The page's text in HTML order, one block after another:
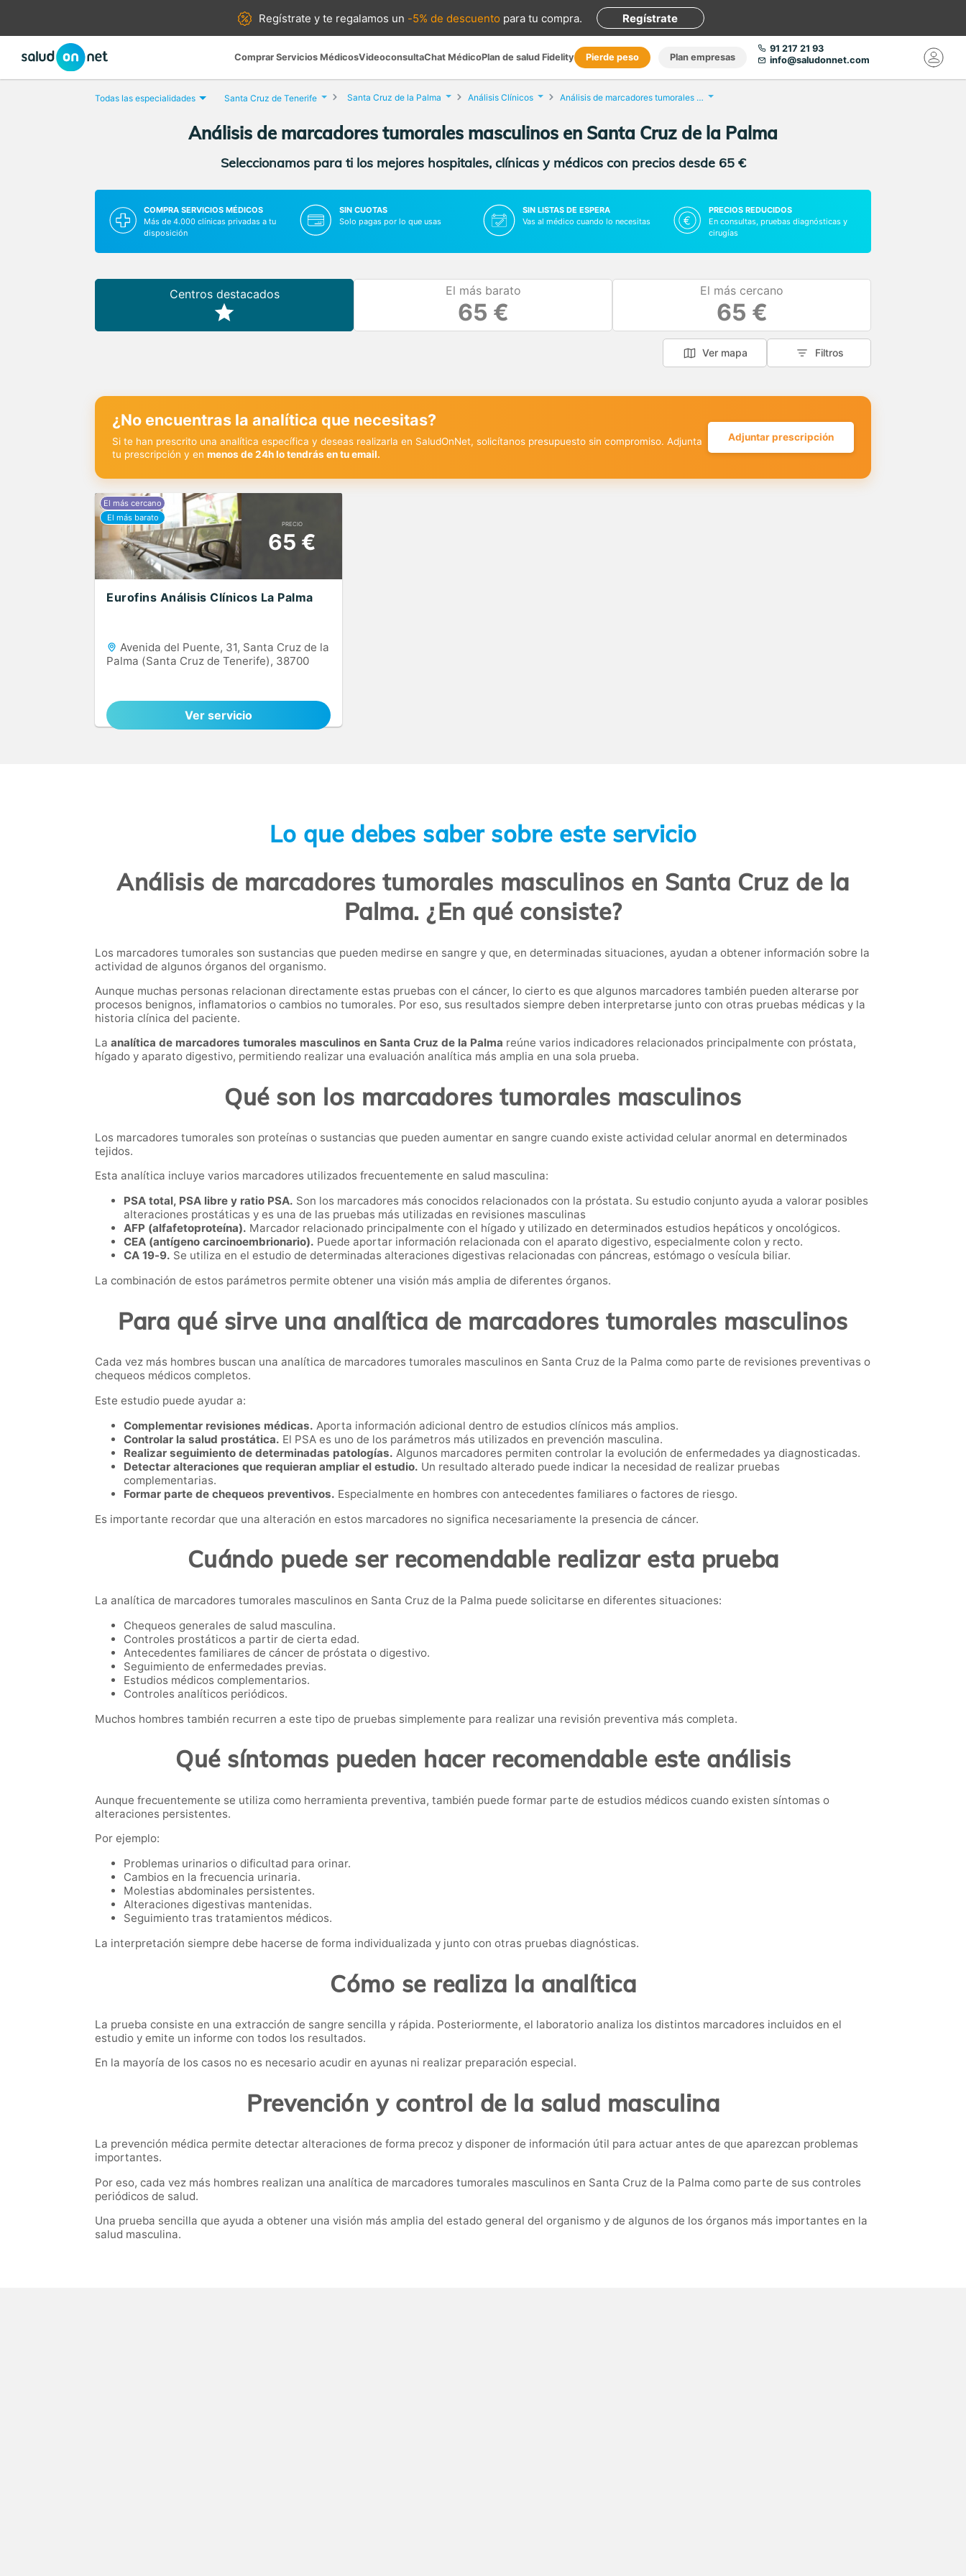
Regístrate yte regalamos un -5% de descuento para tu compra. Regístrate
Comprar Servicios MédicosVideoconsultaChat MédicoPlan de salud Fidelity Pierde peso Plan empresas
91 217 21 93
info@saludonnet.com
Todas las especialidades Santa Cruz de Tenerife Santa Cruz de la Palma Análisis Clínicos Análisis de marcadores tumorales masculinos
Análisis de marcadores tumorales masculinos en Santa Cruz de la Palma
Seleccionamos para ti los mejores hospitales, clínicas y médicos con precios desde 65 €
COMPRA SERVICIOS MÉDICOS
Más de 4.000 clínicas privadas a tu
disposición
SIN CUOTAS
Solo pagas por lo que usas
SIN LISTAS DE ESPERA
Vas al médico cuando lo necesitas
PRECIOS REDUCIDOS
En consultas, pruebas diagnósticas y
cirugías
Centros destacados El más barato
65 €
El más cercano
65 €
Ver mapa Filtros
¿No encuentras la analítica que necesitas?
Si te han prescrito una analítica específica y deseas realizarla en SaludOnNet, solicítanos presupuesto sin compromiso. Adjunta
tu prescripción y en menos de 24h lo tendrás en tu email.
Adjuntar prescripción
PRECIO
65 €
Eurofins Análisis Clínicos La Palma
Avenida del Puente, 31, Santa Cruz de la
Palma (Santa Cruz de Tenerife), 38700
Ver servicio
Lo que debes saber sobre este servicio
Análisis de marcadores tumorales masculinos en Santa Cruz de la
Palma. ¿En qué consiste?
Los marcadores tumorales son sustancias que pueden medirse en sangre y que, en determinadas situaciones, ayudan a obtener información sobre la
actividad de algunos órganos del organismo.
Aunque muchas personas relacionan directamente estas pruebas con el cáncer, lo cierto es que algunos marcadores también pueden alterarse por
procesos benignos, inflamatorios o cambios no tumorales. Por eso, sus resultados siempre deben interpretarse junto con otras pruebas médicas y la
historia clínica del paciente.
La analítica de marcadores tumorales masculinos en Santa Cruz de la Palma reúne varios indicadores relacionados principalmente con próstata,
hígado y aparato digestivo, permitiendo realizar una evaluación analítica más amplia en una sola prueba.
Qué son los marcadores tumorales masculinos
Los marcadores tumorales son proteínas o sustancias que pueden aumentar en sangre cuando existe actividad celular anormal en determinados
tejidos.
Esta analítica incluye varios marcadores utilizados frecuentemente en salud masculina:
PSA total, PSA libre y ratio PSA. Son los marcadores más conocidos relacionados con la próstata. Su estudio conjunto ayuda a valorar posibles
alteraciones prostáticas y es una de las pruebas más utilizadas en revisiones masculinas
AFP (alfafetoproteína). Marcador relacionado principalmente con el hígado y utilizado en determinados estudios hepáticos y oncológicos.
CEA (antígeno carcinoembrionario). Puede aportar información relacionada con el aparato digestivo, especialmente colon y recto.
CA 19-9. Se utiliza en el estudio de determinadas alteraciones digestivas relacionadas con páncreas, estómago o vesícula biliar.
La combinación de estos parámetros permite obtener una visión más amplia de diferentes órganos.
Para qué sirve una analítica de marcadores tumorales masculinos
Cada vez más hombres buscan una analítica de marcadores tumorales masculinos en Santa Cruz de la Palma como parte de revisiones preventivas o
chequeos médicos completos.
Este estudio puede ayudar a:
Complementar revisiones médicas. Aporta información adicional dentro de estudios clínicos más amplios.
Controlar la salud prostática. El PSA es uno de los parámetros más utilizados en prevención masculina.
Realizar seguimiento de determinadas patologías. Algunos marcadores permiten controlar la evolución de enfermedades ya diagnosticadas.
Detectar alteraciones que requieran ampliar el estudio. Un resultado alterado puede indicar la necesidad de realizar pruebas
complementarias.
Formar parte de chequeos preventivos. Especialmente en hombres con antecedentes familiares o factores de riesgo.
Es importante recordar que una alteración en estos marcadores no significa necesariamente la presencia de cáncer.
Cuándo puede ser recomendable realizar esta prueba
La analítica de marcadores tumorales masculinos en Santa Cruz de la Palma puede solicitarse en diferentes situaciones:
Chequeos generales de salud masculina.
Controles prostáticos a partir de cierta edad.
Antecedentes familiares de cáncer de próstata o digestivo.
Seguimiento de enfermedades previas.
Estudios médicos complementarios.
Controles analíticos periódicos.
Muchos hombres también recurren a este tipo de pruebas simplemente para realizar una revisión preventiva más completa.
Qué síntomas pueden hacer recomendable este análisis
Aunque frecuentemente se utiliza como herramienta preventiva, también puede formar parte de estudios médicos cuando existen síntomas o
alteraciones persistentes.
Por ejemplo:
Problemas urinarios o dificultad para orinar.
Cambios en la frecuencia urinaria.
Molestias abdominales persistentes.
Alteraciones digestivas mantenidas.
Seguimiento tras tratamientos médicos.
La interpretación siempre debe hacerse de forma individualizada y junto con otras pruebas diagnósticas.
Cómo se realiza la analítica
La prueba consiste en una extracción de sangre sencilla y rápida. Posteriormente, el laboratorio analiza los distintos marcadores incluidos en el
estudio y emite un informe con todos los resultados.
En la mayoría de los casos no es necesario acudir en ayunas ni realizar preparación especial.
Prevención y control de la salud masculina
La prevención médica permite detectar alteraciones de forma precoz y disponer de información útil para actuar antes de que aparezcan problemas
importantes.
Por eso, cada vez más hombres realizan una analítica de marcadores tumorales masculinos en Santa Cruz de la Palma como parte de sus controles
periódicos de salud.
Una prueba sencilla que ayuda a obtener una visión más amplia del estado general del organismo y de algunos de los órganos más importantes en la
salud masculina.